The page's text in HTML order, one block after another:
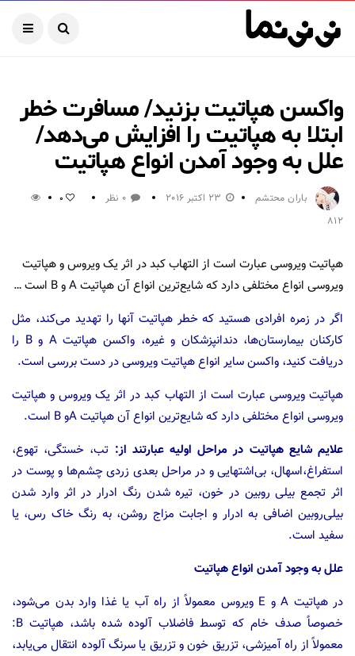
واکسن هپاتیت بزنید/ مسافرت‌ خطر
ابتلا به هپاتیت را افزایش می‌دهد/
علل به وجود آمدن انواع هپاتیت
باران محتشم 23 اکتبر 2016 0 نظر 0
812
هپاتیت‌ ویروسی‌ عبارت‌ است‌ از التهاب‌ کبد در اثر یک ویروس و هپاتیت‌
ویروسی‌ انواع‌ مختلفی‌ دارد که شایع‌ترین‌ انواع‌ آن‌ هپاتیت A و B است …
اگر در زمره‌ افرادی‌ هستید که‌ خطر هپاتیت‌ آنها را تهدید می‌کند، مثل‌
کارکنان‌ بیمارستان‌ها، دندانپزشکان‌ و غیره‌، واکسن‌ هپاتیت‌ A و B را
دریافت‌ کنید، واکسن‌ سایر انواع‌ هپاتیت‌ ویروسی‌ در دست‌ بررسی‌ است.
هپاتیت‌ ویروسی‌ عبارت‌ است‌ از التهاب‌ کبد در اثر یک ویروس و هپاتیت‌
ویروسی‌ انواع‌ مختلفی‌ دارد که شایع‌ترین‌ انواع‌ آن‌ هپاتیت Aو B است.
علایم‌ شایع‌ هپاتیت در مراحل اولیه عبارتند از: تب، خستگی‌، تهوع‌،
استفراغ‌،اسهال، بی‌اشتهایی‌ و در مراحل بعدی زردی‌ چشم‌ها و پوست در
اثر تجمع بیلی روبین در خون، تیره‌ شدن‌ رنگ‌ ادرار در اثر وارد شدن‌
بیلی‌روبین‌ اضافی‌ به‌ ادرار و اجابت‌ مزاج‌ روشن‌، به‌ رنگ‌ خاک رس، یا
سفید است.
علل به وجود آمدن انواع هپاتیت
در هپاتیت‌ A و E ویروس معمولاً از راه ‌آب یا غذا وارد بدن‌ می‌شود،
خصوصاً صدف‌ خام‌ که‌ توسط‌ فاضلاب‌ آلوده‌ شده‌ باشد، هپاتیت B:
معمولاً از راه‌ آمیزشی‌، تزریق‌ خون و تزریق‌ یا سرنگ‌ آلوده‌ انتقال‌ می‌یابد،